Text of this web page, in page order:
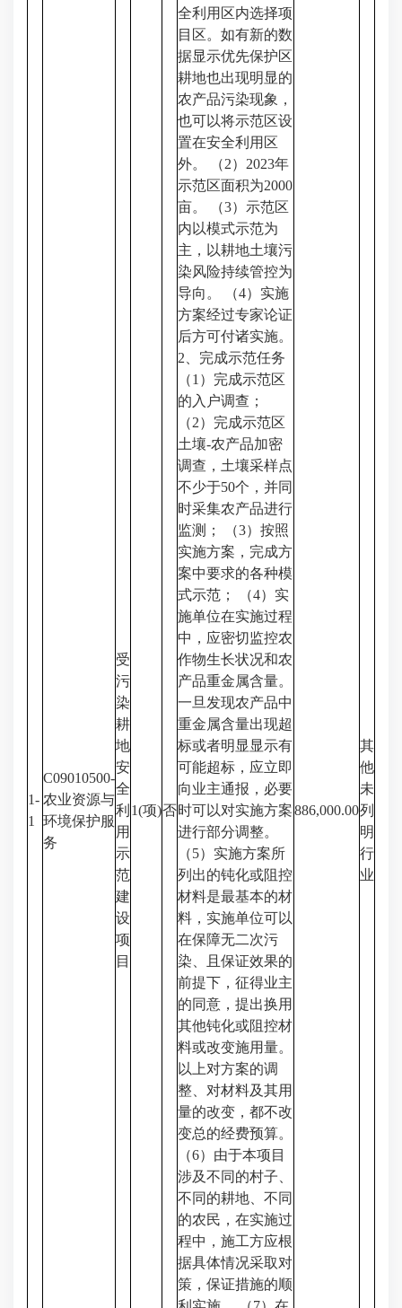
1-
1
C09010500-
农业资源与
环境保护服
务
受
污
染
耕
地
安
全
利
用
示
范
建
设
项
目
1(项)否
全利用区内选择项
目区。如有新的数
据显示优先保护区
耕地也出现明显的
农产品污染现象，
也可以将示范区设
置在安全利用区
外。 （2）2023年
示范区面积为2000
亩。 （3）示范区
内以模式示范为
主，以耕地土壤污
染风险持续管控为
导向。 （4）实施
方案经过专家论证
后方可付诸实施。
2、完成示范任务
（1）完成示范区
的入户调查；
（2）完成示范区
土壤-农产品加密
调查，土壤采样点
不少于50个，并同
时采集农产品进行
监测； （3）按照
实施方案，完成方
案中要求的各种模
式示范； （4）实
施单位在实施过程
中，应密切监控农
作物生长状况和农
产品重金属含量。
一旦发现农产品中
重金属含量出现超
标或者明显显示有
可能超标，应立即
向业主通报，必要
时可以对实施方案
进行部分调整。
（5）实施方案所
列出的钝化或阻控
材料是最基本的材
料，实施单位可以
在保障无二次污
染、且保证效果的
前提下，征得业主
的同意，提出换用
其他钝化或阻控材
料或改变施用量。
以上对方案的调
整、对材料及其用
量的改变，都不改
变总的经费预算。
（6）由于本项目
涉及不同的村子、
不同的耕地、不同
的农民，在实施过
程中，施工方应根
据具体情况采取对
策，保证措施的顺
886,000.00
其
他
未
列
明
行
业